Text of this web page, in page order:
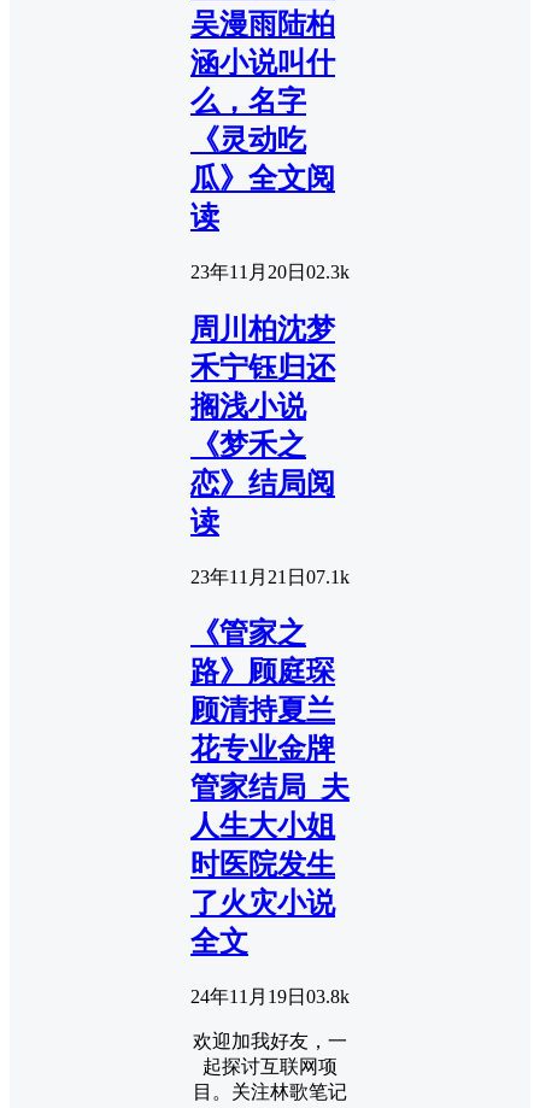
吴漫雨陆柏
涵小说叫什
么，名字
《灵动吃
瓜》全文阅
读
23年11月20日 02.3k
周川柏沈梦
禾宁钰归还
搁浅小说
《梦禾之
恋》结局阅
读
23年11月21日 07.1k
《管家之
路》顾庭琛
顾清持夏兰
花专业金牌
管家结局_夫
人生大小姐
时医院发生
了火灾小说
全文
24年11月19日 03.8k
欢迎加我好友，一
起探讨互联网项
目。关注林歌笔记